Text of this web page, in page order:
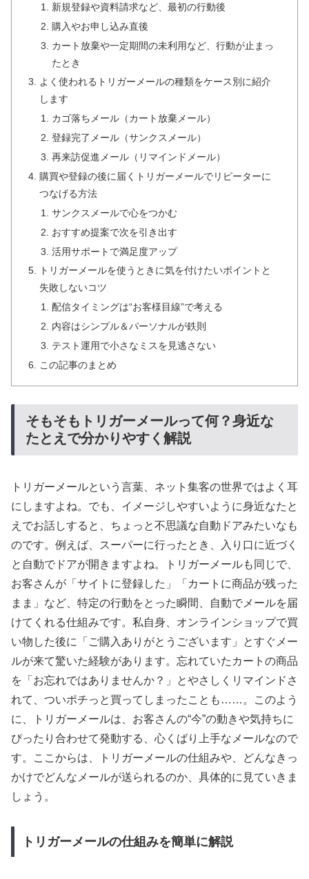
新規登録や資料請求など、最初の行動後
購入やお申し込み直後
カート放棄や一定期間の未利用など、行動が止まっ
たとき
よく使われるトリガーメールの種類をケース別に紹介
します
カゴ落ちメール（カート放棄メール）
登録完了メール（サンクスメール）
再来訪促進メール（リマインドメール）
購買や登録の後に届くトリガーメールでリピーターに
つなげる方法
サンクスメールで心をつかむ
おすすめ提案で次を引き出す
活用サポートで満足度アップ
トリガーメールを使うときに気を付けたいポイントと
失敗しないコツ
配信タイミングは“お客様目線”で考える
内容はシンプル＆パーソナルが鉄則
テスト運用で小さなミスを見逃さない
この記事のまとめ
そもそもトリガーメールって何？身近な
たとえで分かりやすく解説
トリガーメールという言葉、ネット集客の世界ではよく耳
にしますよね。でも、イメージしやすいように身近なたと
えでお話しすると、ちょっと不思議な自動ドアみたいなも
のです。例えば、スーパーに行ったとき、入り口に近づく
と自動でドアが開きますよね。トリガーメールも同じで、
お客さんが「サイトに登録した」「カートに商品が残った
まま」など、特定の行動をとった瞬間、自動でメールを届
けてくれる仕組みです。私自身、オンラインショップで買
い物した後に「ご購入ありがとうございます」とすぐメー
ルが来て驚いた経験があります。忘れていたカートの商品
を「お忘れではありませんか？」とやさしくリマインドさ
れて、ついポチっと買ってしまったことも……。このよう
に、トリガーメールは、お客さんの“今”の動きや気持ちに
ぴったり合わせて発動する、心くばり上手なメールなので
す。ここからは、トリガーメールの仕組みや、どんなきっ
かけでどんなメールが送られるのか、具体的に見ていきま
しょう。
トリガーメールの仕組みを簡単に解説